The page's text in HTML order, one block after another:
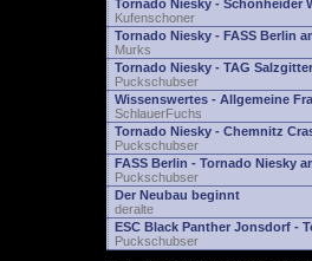
Tornado Niesky - Schönheider
Kufenschoner
Tornado Niesky - FASS Berlin
Murks
Tornado Niesky - TAG
Puckschubser
Wissenswertes - Allgemeine
SchlauerFuchs
Tornado Niesky - Chemnitz
Puckschubser
FASS Berlin - Tornado Niesky
Puckschubser
Der Neubau beginnt
deralte
ESC Black Panther Jonsdorf -
Puckschubser